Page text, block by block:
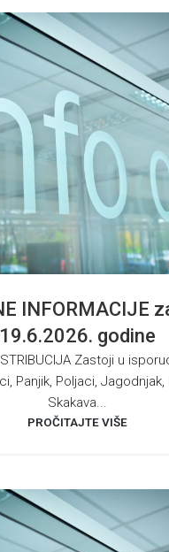
INFORMACIJE
19.6.2026. godine
Zastoji u
Panjik, Poljaci, Jagodnjak,
Skakava...
PROČITAJTE VIŠE